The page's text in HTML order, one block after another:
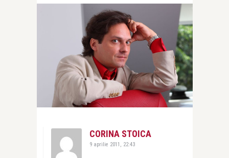
CORINA STOICA
9 aprilie 2011, 22:43